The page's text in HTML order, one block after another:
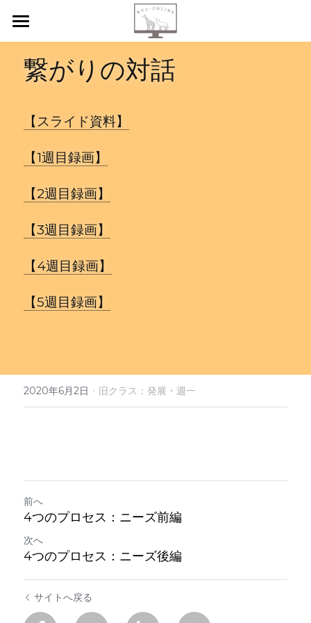
【新規申込】
自己内省
個人セッション
検索
繋がりの対話
【スライド資料】
【1週目録画】
【2週目録画】
【3週目録画】
【4週目録画】
【5週目録画】
2020年6月2日 · 旧クラス：発展・週一
前へ
4つのプロセス：ニーズ前編
次へ
4つのプロセス：ニーズ後編
サイトへ戻る